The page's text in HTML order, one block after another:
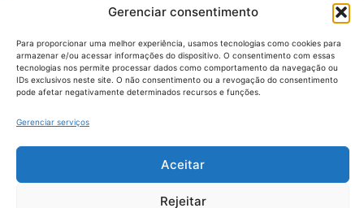
Gerenciar consentimento
Para proporcionar uma melhor experiência, usamos tecnologias como cookies para
armazenar e/ou acessar informações do dispositivo. O consentimento com essas
tecnologias nos permite processar dados como comportamento da navegação ou
IDs exclusivos neste site. O não consentimento ou a revogação do consentimento
pode afetar negativamente determinados recursos e funções.
Gerenciar serviços
Aceitar
Rejeitar
União dos Auditores Federais de Controle Externo -
AUDITAR
Setor de Administração Federal Sul (SAF/Sul), Qd. 04, Lt. 01
Edifício Anexo II
Termos de uso
privacidade